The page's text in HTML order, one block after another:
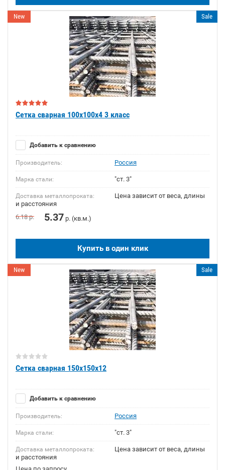
New Sale
Сетка сварная 100х100х4 3 класс
Добавить к сравнению
Производитель: Россия
Марка стали: "ст. 3"
Доставка металлопроката:
Цена зависит от веса, длины
и расстояния
6.18р. 5.37 р. (кв.м.)
Купить в один клик
New Sale
Сетка сварная 150х150х12
Добавить к сравнению
Производитель: Россия
Марка стали: "ст. 3"
Доставка металлопроката:
Цена зависит от веса, длины
и расстояния
Цена по запросу